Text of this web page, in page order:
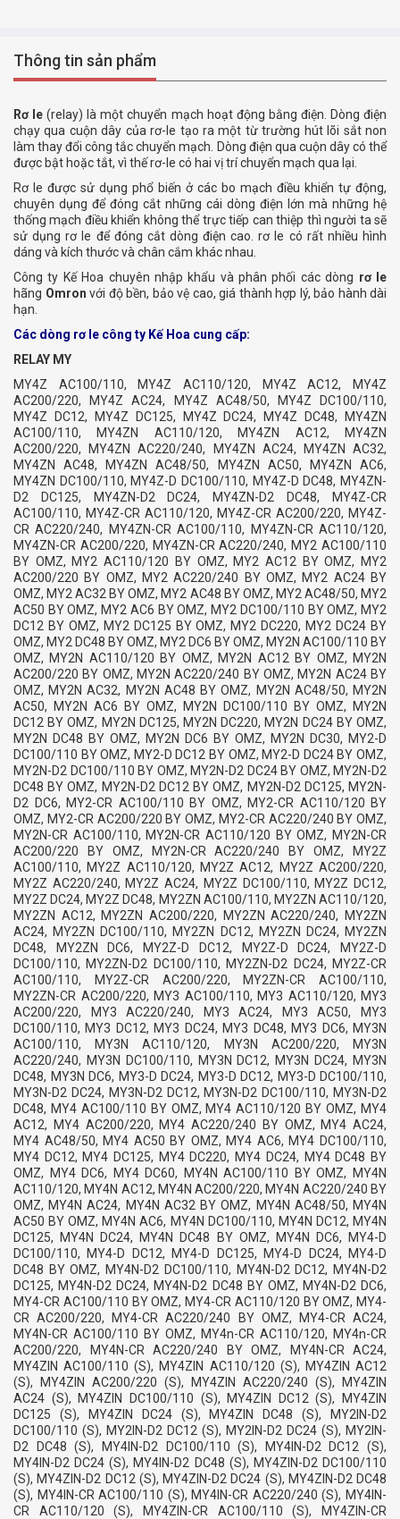
Thông tin sản phẩm
Rơ le (relay) là một chuyển mạch hoạt động bằng điện. Dòng điện
chạy qua cuộn dây của rơ-le tạo ra một từ trường hút lõi sắt non
làm thay đổi công tắc chuyển mạch. Dòng điện qua cuộn dây có thể
được bật hoặc tắt, vì thế rơ-le có hai vị trí chuyển mạch qua lại.
Rơ le được sử dụng phổ biến ở các bo mạch điều khiển tự động,
chuyên dụng để đóng cắt những cái dòng điện lớn mà những hệ
thống mạch điều khiển không thể trực tiếp can thiệp thì người ta sẽ
sử dụng rơ le để đóng cắt dòng điện cao. rơ le có rất nhiều hình
dáng và kích thước và chân cắm khác nhau.
Công ty Kế Hoa chuyên nhập khẩu và phân phối các dòng rơ le
hãng Omron với độ bền, bảo vệ cao, giá thành hợp lý, bảo hành dài
hạn.
Các dòng rơ le công ty Kế Hoa cung cấp:
RELAY MY
MY4Z AC100/110, MY4Z AC110/120, MY4Z AC12, MY4Z AC200/220, MY4Z AC24, MY4Z AC48/50, MY4Z DC100/110, MY4Z DC12, MY4Z DC125, MY4Z DC24, MY4Z DC48, MY4ZN AC100/110, MY4ZN AC110/120, MY4ZN AC12, MY4ZN AC200/220, MY4ZN AC220/240, MY4ZN AC24, MY4ZN AC32, MY4ZN AC48, MY4ZN AC48/50, MY4ZN AC50, MY4ZN AC6, MY4ZN DC100/110, MY4Z-D DC100/110, MY4Z-D DC48, MY4ZN-D2 DC125, MY4ZN-D2 DC24, MY4ZN-D2 DC48, MY4Z-CR AC100/110, MY4Z-CR AC110/120, MY4Z-CR AC200/220, MY4Z-CR AC220/240, MY4ZN-CR AC100/110, MY4ZN-CR AC110/120, MY4ZN-CR AC200/220, MY4ZN-CR AC220/240, MY2 AC100/110 BY OMZ, MY2 AC110/120 BY OMZ, MY2 AC12 BY OMZ, MY2 AC200/220 BY OMZ, MY2 AC220/240 BY OMZ, MY2 AC24 BY OMZ, MY2 AC32 BY OMZ, MY2 AC48 BY OMZ, MY2 AC48/50, MY2 AC50 BY OMZ, MY2 AC6 BY OMZ, MY2 DC100/110 BY OMZ, MY2 DC12 BY OMZ, MY2 DC125 BY OMZ, MY2 DC220, MY2 DC24 BY OMZ, MY2 DC48 BY OMZ, MY2 DC6 BY OMZ, MY2N AC100/110 BY OMZ, MY2N AC110/120 BY OMZ, MY2N AC12 BY OMZ, MY2N AC200/220 BY OMZ, MY2N AC220/240 BY OMZ, MY2N AC24 BY OMZ, MY2N AC32, MY2N AC48 BY OMZ, MY2N AC48/50, MY2N AC50, MY2N AC6 BY OMZ, MY2N DC100/110 BY OMZ, MY2N DC12 BY OMZ, MY2N DC125, MY2N DC220, MY2N DC24 BY OMZ, MY2N DC48 BY OMZ, MY2N DC6 BY OMZ, MY2N DC30, MY2-D DC100/110 BY OMZ, MY2-D DC12 BY OMZ, MY2-D DC24 BY OMZ, MY2N-D2 DC100/110 BY OMZ, MY2N-D2 DC24 BY OMZ, MY2N-D2 DC48 BY OMZ, MY2N-D2 DC12 BY OMZ, MY2N-D2 DC125, MY2N-D2 DC6, MY2-CR AC100/110 BY OMZ, MY2-CR AC110/120 BY OMZ, MY2-CR AC200/220 BY OMZ, MY2-CR AC220/240 BY OMZ, MY2N-CR AC100/110, MY2N-CR AC110/120 BY OMZ, MY2N-CR AC200/220 BY OMZ, MY2N-CR AC220/240 BY OMZ, MY2Z AC100/110, MY2Z AC110/120, MY2Z AC12, MY2Z AC200/220, MY2Z AC220/240, MY2Z AC24, MY2Z DC100/110, MY2Z DC12, MY2Z DC24, MY2Z DC48, MY2ZN AC100/110, MY2ZN AC110/120, MY2ZN AC12, MY2ZN AC200/220, MY2ZN AC220/240, MY2ZN AC24, MY2ZN DC100/110, MY2ZN DC12, MY2ZN DC24, MY2ZN DC48, MY2ZN DC6, MY2Z-D DC12, MY2Z-D DC24, MY2Z-D DC100/110, MY2ZN-D2 DC100/110, MY2ZN-D2 DC24, MY2Z-CR AC100/110, MY2Z-CR AC200/220, MY2ZN-CR AC100/110, MY2ZN-CR AC200/220, MY3 AC100/110, MY3 AC110/120, MY3 AC200/220, MY3 AC220/240, MY3 AC24, MY3 AC50, MY3 DC100/110, MY3 DC12, MY3 DC24, MY3 DC48, MY3 DC6, MY3N AC100/110, MY3N AC110/120, MY3N AC200/220, MY3N AC220/240, MY3N DC100/110, MY3N DC12, MY3N DC24, MY3N DC48, MY3N DC6, MY3-D DC24, MY3-D DC12, MY3-D DC100/110, MY3N-D2 DC24, MY3N-D2 DC12, MY3N-D2 DC100/110, MY3N-D2 DC48, MY4 AC100/110 BY OMZ, MY4 AC110/120 BY OMZ, MY4 AC12, MY4 AC200/220, MY4 AC220/240 BY OMZ, MY4 AC24, MY4 AC48/50, MY4 AC50 BY OMZ, MY4 AC6, MY4 DC100/110, MY4 DC12, MY4 DC125, MY4 DC220, MY4 DC24, MY4 DC48 BY OMZ, MY4 DC6, MY4 DC60, MY4N AC100/110 BY OMZ, MY4N AC110/120, MY4N AC12, MY4N AC200/220, MY4N AC220/240 BY OMZ, MY4N AC24, MY4N AC32 BY OMZ, MY4N AC48/50, MY4N AC50 BY OMZ, MY4N AC6, MY4N DC100/110, MY4N DC12, MY4N DC125, MY4N DC24, MY4N DC48 BY OMZ, MY4N DC6, MY4-D DC100/110, MY4-D DC12, MY4-D DC125, MY4-D DC24, MY4-D DC48 BY OMZ, MY4N-D2 DC100/110, MY4N-D2 DC12, MY4N-D2 DC125, MY4N-D2 DC24, MY4N-D2 DC48 BY OMZ, MY4N-D2 DC6, MY4-CR AC100/110 BY OMZ, MY4-CR AC110/120 BY OMZ, MY4-CR AC200/220, MY4-CR AC220/240 BY OMZ, MY4-CR AC24, MY4N-CR AC100/110 BY OMZ, MY4n-CR AC110/120, MY4n-CR AC200/220, MY4N-CR AC220/240 BY OMZ, MY4N-CR AC24, MY4ZIN AC100/110 (S), MY4ZIN AC110/120 (S), MY4ZIN AC12 (S), MY4ZIN AC200/220 (S), MY4ZIN AC220/240 (S), MY4ZIN AC24 (S), MY4ZIN DC100/110 (S), MY4ZIN DC12 (S), MY4ZIN DC125 (S), MY4ZIN DC24 (S), MY4ZIN DC48 (S), MY2IN-D2 DC100/110 (S), MY2IN-D2 DC12 (S), MY2IN-D2 DC24 (S), MY2IN-D2 DC48 (S), MY4IN-D2 DC100/110 (S), MY4IN-D2 DC12 (S), MY4IN-D2 DC24 (S), MY4IN-D2 DC48 (S), MY4ZIN-D2 DC100/110 (S), MY4ZIN-D2 DC12 (S), MY4ZIN-D2 DC24 (S), MY4ZIN-D2 DC48 (S), MY4IN-CR AC100/110 (S), MY4IN-CR AC220/240 (S), MY4IN-CR AC110/120 (S), MY4ZIN-CR AC100/110 (S), MY4ZIN-CR AC220/240 (S), MY4ZIN-CR AC110/120 (S), MY2-02 AC100/110, MY2-02 AC110/120 , MY2-02 AC110/120, MY2-02 AC12, MY2-02 AC200/220 BY OMZ, MY2-02 AC220/240 BY OMZ, MY2-02 AC24 BY OMZ, MY2-02 AC32, MY2-02 AC48 BY OMZ, MY2-02 AC48/50, MY2-02 AC50, MY2-02 AC6, MY2-02 DC100/110 BY OMZ, MY2-02 DC12 BY OMZ, MY2-02 DC125, MY2-02 DC220, MY2-02 DC24 BY OMZ, MY2-02 DC48 BY OMZ, MY2-02 DC6, MY3-02 AC100/110, MY3-02 AC110/120, MY3-02 AC12, MY3-02 AC200/220, MY3-02 AC220/240, MY3-02 AC24, MY3-02 AC32, MY3-02 AC48, MY3-02 AC48/50, MY3-02 AC50, MY3-02 AC6, MY3-02 DC100/110, MY3-02 DC12, MY3-02 DC125, MY3-02 DC220, MY3-02 DC24, MY3-02 DC48, MY3-02 DC6, MY4-02 AC100/110, MY4-02 AC110/120 BY OMZ, MY4-02 AC24 BY OMZ, MY4-02 AC48, MY4-02 DC100/110 BY OMZ, MY4-02 DC12 BY OMZ, MY4-02 DC24 BY OMZ, MY4-02 DC48 BY OMZ, MY4-02 DC6 BY OMZ, MY4-02 DC9 BY OMZ, MY4Z-02 AC110/120, MY4Z-02 DC24, MY2F AC100/110, MY2F AC110/120 BY OMZ, MY2F AC200/220, MY2F AC24 BY OMZ, MY2F DC100/110 BY OMZ, MY2F DC12 BY OMZ, MY2F DC24 BY OMZ, MY3F AC100/110, MY3F AC200/220, MY3F AC24, MY3F DC100/110, MY3F DC24, MY4F AC100/110, MY4F AC200/220 BY OMZ, MY4F AC24, MY2F DC12, MY4F DC12 BY OMZ, MY4F DC24 BY OMZ, MY4ZF AC200/220, MY4ZF DC12, MY4ZF DC24, MY4Z-CBG AC110/120, MY4Z-CBG DC100/110, MY4Z-CBG DC24, MY4ZN-CBG AC110/120, MY4ZN-CBG DC24, MYQ4N AC100/110, MYQ4N AC110/120, MYQ4N AC12, MYQ4N AC200/220, MYQ4N AC220/240, MYQ4N AC24, MYQ4N AC48, MYQ4N AC50, MYQ4N AC6, MYQ4N DC100/110, MYQ4N DC12, MYQ4N DC125, MYQ4N DC220, MYQ4N DC24, MYQ4N DC48, MYQ4N DC6, MYQ4N DC60, MYQ4N AC48/50, MYQ4ZN AC100/110, MYQ4ZN AC200/220, MYQ4ZN DC24, MYQ4 AC100/110, MYQ4 AC110/120, MYQ4 AC200/220, MYQ4 AC48, MYQ4 DC100/110, MYQ4 DC12, MYQ4 DC24, MYQ4-02 AC220/240, MYQ4Z-02 DC24, MY4H AC100/110, MY4H AC110/120, MY4H AC24, MY4H DC100/110, MY4H DC12, MY4H DC125, MY4H DC24, MY4H DC48, MY4ZH AC100/110, MY4ZH AC110/120, MY4ZH AC24, MY4H-0 DC24, MY2-02-US-SV AC220/240 BY OMZ, MY2-02-US-SV DC24 BY OMZ, MY2-D DC125, MY2-D DC48 BY OMZ, MY2E-02 AC110/120, MY2F AC220/240 BY OMZ, MY2-G DC12, MY2I4N AC110/120 BY OMZ, MY2I4N AC220/240 BY OMZ, MY2I4N AC24 BY OMZ, MY2I4N DC24 BY OMZ, MY2IN AC100/110, MY2IN AC110/120, MY2IN AC12, MY2IN AC200/220, MY2IN AC220/240, MY2IN AC24, MY2IN AC48/50, MY2IN DC100/110, MY2IN DC12, MY2IN DC125, MY2IN DC24, MY2IN DC48, MY2IN1 DC100/110, MY2IN1 DC12, MY2IN1 DC24, MY2IN1-D2 DC100/110, MY2IN1-D2 DC12, MY2IN1-D2 DC24, MY2IN1-D2 DC48, MY2IN-CR AC110/120, MY2IN-CR AC220/240, MY2IN-D2 DC100/110, MY2IN-D2 DC12, MY2IN-D2 DC24, MY2IN-D2 DC48, MY2-J AC200/220 BY OMZ, MY2-J AC220/240 BY OMZ, MY2-J AC24 BY OMZ, MY2-J DC24 BY OMZ, MY2K AC100, MY2K AC110, MY2K AC12, MY2K AC120, MY2K AC24, MY2K AC6, MY2K DC12, MY2K DC24, MY2K DC48, MY2K DC6, MY2K-02 AC120, MY2K-02 DC12, MY2K-02 DC24, MY2K-US DC24, MY2KZ DC24, MY2N-02 DC24, MY2N-02 DC48, MY2N1 DC100/110, MY2N1 DC12, MY2N1 DC24, MY2N1-D2 DC100/110, MY2N1-D2 DC12, MY2N1-D2 DC24, MY2N-CR AC24, MY2N-CR-J AC200/220 BY OMZ, MY2N-CR-TU AC100/110, MY2N-D2-J DC12 BY OMZ, MY2N-D2-J DC24 BY OMZ, MY2N-D2-TU DC24, MY2N-D2-Y DC24, MY2N-J AC110/120 BY OMZ, MY2N-J AC200/220 BY OMZ, MY2N-J AC220/240 BY OMZ, MY2N-J AC24 BY OMZ, MY2N-J DC100/110 BY OMZ, MY2N-J DC12 BY OMZ, MY2N-J DC24 BY OMZ, MY2N-J DC48 BY OMZ, MY2N-TU AC100/110, MY2N-TU AC200/220, MY2N-TU DC24, MY2N-Y AC100/110, MY2N-Y AC220/240, MY2N-Y DC100/110, MY2N-Y DC24, MY2-TU AC100/110, MY2-TU AC110/120, MY2-TU AC220/240, MY2-US-SV AC110/120 BY OMZ, MY2-US-SV AC24 BY OMZ, MY2-US-SV DC12 BY OMZ, MY2-US-SV DC24 BY OMZ, MY2-Y AC100/110, MY2-Y AC110/120, MY2-Y AC200/220, MY2-Y AC24, MY2-Y DC24, MY2-Y DC48, MY2Z-02 AC24, MY2Z-02 DC24, MY2Z-G DC12, MY2ZN AC50, MY2ZN-D2-TU DC24, MY2ZN-TU AC200/220, MY2Z-TU AC100/110, MY2Z-TU DC24, MY3-CR AC100/110, MY3F AC220/240, MY3N AC12, MY3N AC24, MY3N-CR AC200/220, MY3N-TU AC100/110, MY3-TU AC110/120, MY3-TU AC220/240, MY3-TU DC100/110, MY3-TU DC24, MY4 AC48 BY OMZ, MY4-02 AC220/240 BY OMZ, MY4-02 AC50 BY OMZ, MY4-02-LS DC42 BY OMZ, MY4-D-RS DC24, MY4E DC24 BY OMZ, MY4E DC48 BY OMZ, MY4E-02 AC24 BY OMZ, MY4F AC110/120, MY4-G DC24, MY4H-US AC110/120, MY4H-US AC24, MY4H-US DC100/110, MY4H-US DC12, MY4H-US DC24, MY4I DC125, MY4I DC24, MY4I4 DC24 BY OMZ, MY4I4N AC110/120 BY OMZ, MY4I4N AC12 BY OMZ, MY4I4N AC200/220 BY OMZ, MY4I4N AC220/240 BY OMZ, MY4I4N AC24 BY OMZ, MY4I4N AC48 BY OMZ, MY4I4N AC6 BY OMZ, MY4I4N DC100/110 BY OMZ, MY4I4N DC12 BY OMZ, MY4I4N DC24 BY OMZ, MY4I4N DC48 BY OMZ, MY4I4N DC6 BY OMZ, MY4IN AC100/110, MY4IN AC110/120, MY4IN AC12, MY4IN AC200/220, MY4IN AC220/240, MY4IN AC24, MY4IN AC48/50, MY4IN DC100/110, MY4IN DC12, MY4IN DC125, MY4IN DC24, MY4IN DC48, MY4IN1 DC100/110, MY4IN1 DC12, MY4IN1 DC125, MY4IN1 DC24, MY4IN1 DC48, MY4IN1-D2 DC100/110, MY4IN1-D2 DC12, MY4IN1-D2 DC125, MY4IN1-D2 DC24, MY4IN1-D2 DC48, MY4IN-CR AC100/110, MY4IN-CR AC110/120, MY4IN-CR AC220/240, MY4IN-D2 DC100/110, MY4IN-D2 DC12, MY4IN-D2 DC24, MY4IN-D2 DC48, MY4I-X63 DC125, MY4I-X63 DC48, MY4-J AC220/240 BY OMZ, MY4-J AC24 BY OMZ, MY4-J DC12 BY OMZ, MY4-J DC24 BY OMZ, MY4N AC36, MY4N AC48 BY OMZ, MY4N-02 DC24, MY4N1 DC100/110, MY4N1 DC12, MY4N1 DC24, MY4N1-D2 DC100/110, MY4N1-D2 DC12, MY4N1-D2 DC24, MY4N-CR-J AC110/120 BY OMZ, MY4N-CR-TU AC100/110, MY4N-CR-TU AC200/220, MY4N-D2-J DC24 BY OMZ, MY4N-D2-TU DC24, MY4N-D2-TU DC48, MY4N-J AC110/120 BY OMZ, MY4N-J AC220/240 BY OMZ, MY4N-J AC24 BY OMZ, MY4N-J DC100/110 BY OMZ, MY4N-J DC12 BY OMZ, MY4N-J DC24 BY OMZ, MY4N-J DC48 BY OMZ, MY4N-TU AC100/110, MY4N-TU AC200/220, MY4N-TU AC220/240, MY4N-TU DC100/110, MY4N-TU DC24, MY4N-TU DC5, MY4-RS AC110/120, MY4-RS AC220/240, MY4-RS AC24, MY4-RS DC12, MY4-RS DC24, MY4-TF AC100/110 40W, MY4-TF AC100/110 60W, MY4-TF AC200/220 40W, MY4-TF AC200/220 60W, MY4-TU AC100/110, MY4-TU AC110/120, MY4-TU AC200/220, MY4-TU AC220/240, MY4-TU DC125, MY4-TU DC24, MY4-X62 DC12, MY4-X62 DC24, MY4-X62 DC6, MY4-X62-MSK DC48, MY4Z AC220/240, MY4Z AC6, MY4Z DC6, MY4Z-02 AC200/220, MY4Z-D DC12, MY4Z-D DC125, MY4Z-D DC24, MY4ZH DC100/110, MY4ZH DC125, MY4ZH DC24, MY4ZH-US AC110/120, MY4ZH-US AC24, MY4ZH-US DC24, MY4ZI AC110/120, MY4ZI-CBG DC100/110, MY4ZIN AC100/110, MY4ZIN AC110/120, MY4ZIN AC12, MY4ZIN AC200/220, MY4ZIN AC220/240, MY4ZIN AC24, MY4ZIN DC100/110, MY4ZIN DC12, MY4ZIN DC12